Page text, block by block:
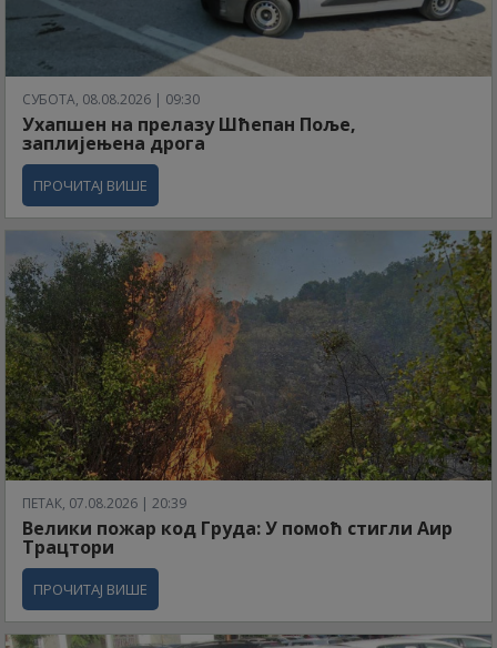
СУБОТА, 08.08.2026 | 09:30
Ухапшен на прелазу Шћепан Поље,
заплијењена дрога
ПРОЧИТАЈ ВИШЕ
ПЕТАК, 07.08.2026 | 20:39
Велики пожар код Груда: У помоћ стигли Аир
Трацтори
ПРОЧИТАЈ ВИШЕ